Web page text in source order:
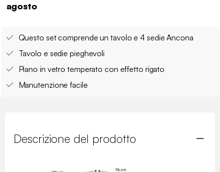
agosto
Questo set comprende un tavolo e 4 sedie Ancona
Tavolo e sedie pieghevoli
Piano in vetro temperato con effetto rigato
Manutenzione facile
Descrizione del prodotto